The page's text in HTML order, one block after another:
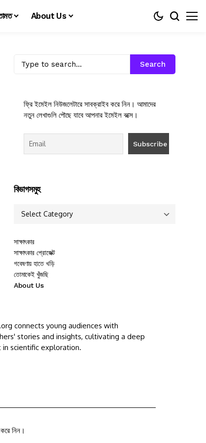
About Us
Search
ফ্রি ইমেইল নিউজলেটারে সাবক্রাইব করে নিন। আমাদের
নতুন লেখাগুলি পৌছে যাবে আপনার ইমেইল বক্সে।
বিভাগসমুহ
সাক্ষাৎকার
সাক্ষাৎকার প্রোজেক্ট
গবেষণায় হাতে খড়ি
তোমাকেই খুঁজছি
About Us
connects young audiences with
stories and insights, cultivating a deep
in scientific exploration.
নিন।